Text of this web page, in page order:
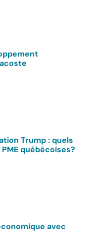
Trump : quels
québécoises?
avec